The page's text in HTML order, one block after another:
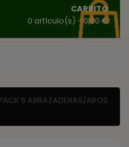
CARRITO
0 artículo(s) - 0,00 €
5 ABRAZADERAS/AROS